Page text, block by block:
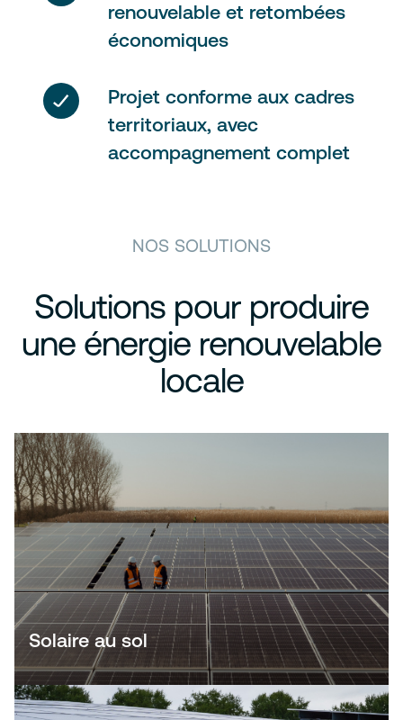
renouvelable et retombées
économiques
Projet conforme aux cadres
territoriaux, avec
accompagnement complet
NOS SOLUTIONS
Solutions pour produire
une énergie renouvelable
locale
Solaire au sol